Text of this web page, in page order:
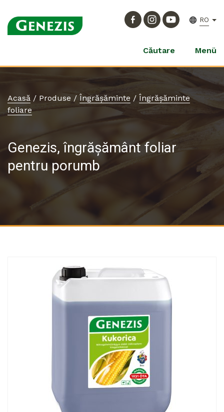
RO
Căutare Menü
Acasă / Produse / Îngrășăminte / Îngrășăminte
foliare
Genezis, îngrășământ foliar
pentru porumb